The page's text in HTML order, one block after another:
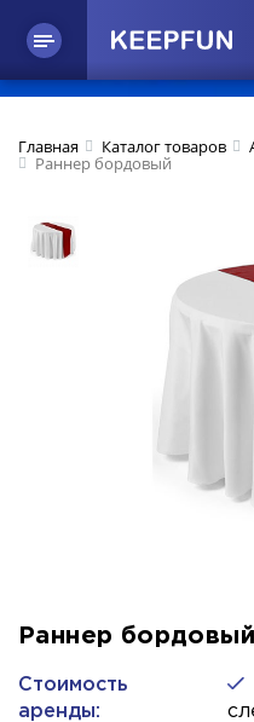
Главная Каталог товаров
Раннер бордовый
Раннер бордовый
Стоимость
аренды: